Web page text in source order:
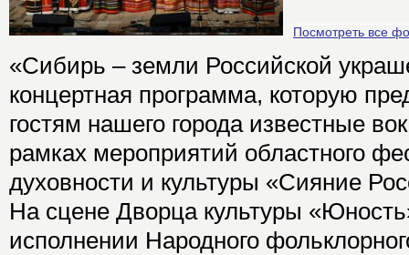
Посмотреть все
«Сибирь – земли Российской
концертная программа, которую
гостям нашего города известные
рамках мероприятий областного
духовности и культуры «Сияние
На сцене Дворца культуры
исполнении Народного